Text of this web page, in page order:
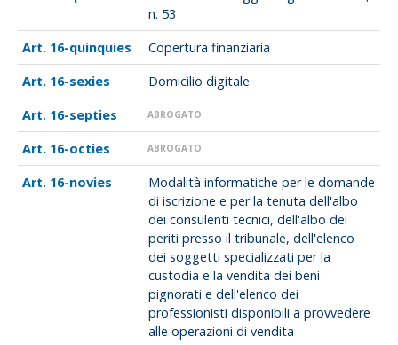
n. 53
16-quinquies
Copertura finanziaria
16-sexies
Domicilio digitale
16-septies
ABROGATO
16-octies ABROGATO
16-novies
Modalità informatiche per le domande
di iscrizione e per la tenuta dell'albo
dei consulenti tecnici, dell'albo dei
periti presso il tribunale, dell'elenco
dei soggetti specializzati per la
custodia e la vendita dei beni
pignorati e dell'elenco dei
professionisti disponibili a provvedere
alle operazioni di vendita